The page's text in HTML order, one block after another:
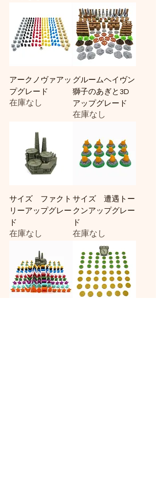
アークノヴァアッ
プグレード
在庫なし
グルームヘイヴン
獅子のあぎと3D
アップグレード
在庫なし
サイズ ファクト
リーアップグレー
ド
在庫なし
サイズ 遭遇トー
クンアップグレー
ド
在庫なし